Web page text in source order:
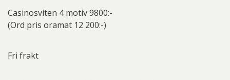
Casinosviten 4 motiv 9800:-
(Ord pris oramat 12 200:-)
Fri frakt